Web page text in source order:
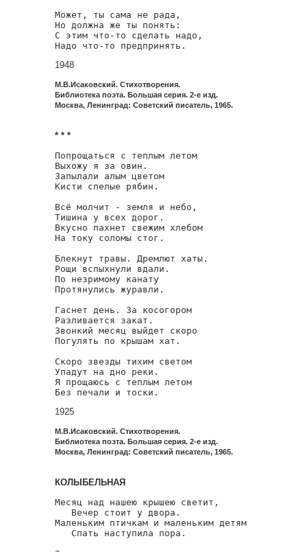
Может, ты сама не рада,
Но должна же ты понять:
С этим что-то сделать надо,
Надо что-то предпринять.
1948
М.В.Исаковский. Стихотворения.
Библиотека поэта. Большая серия. 2-е изд.
Москва, Ленинград: Советский писатель, 1965.
* * *
Попрощаться с теплым летом
Выхожу я за овин.
Запылали алым цветом
Кисти спелые рябин.
Всё молчит - земля и небо,
Тишина у всех дорог.
Вкусно пахнет свежим хлебом
На току соломы стог.
Блекнут травы. Дремлют хаты.
Рощи вспыхнули вдали.
По незримому канату
Протянулись журавли.
Гаснет день. За косогором
Разливается закат.
Звонкий месяц выйдет скоро
Погулять по крышам хат.
Скоро звезды тихим светом
Упадут на дно реки.
Я прощаюсь с теплым летом
Без печали и тоски.
1925
М.В.Исаковский. Стихотворения.
Библиотека поэта. Большая серия. 2-е изд.
Москва, Ленинград: Советский писатель, 1965.
КОЛЫБЕЛЬНАЯ
Месяц над нашею крышею светит,
   Вечер стоит у двора.
Маленьким птичкам и маленьким детям
   Спать наступила пора.